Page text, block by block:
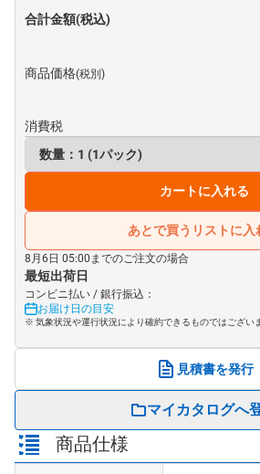
合計金額(税込)
商品価格(税別)
消費税
カートに入れる
あとで買うリストに入
8月6日 05:00までのご注文の場合
最短出荷日
コンビニ払い / 銀行振込：
お届け日の目安
※ 気象状況や運行状況により確約できるものではござい
見積書を発行
マイカタログへ
商品仕様